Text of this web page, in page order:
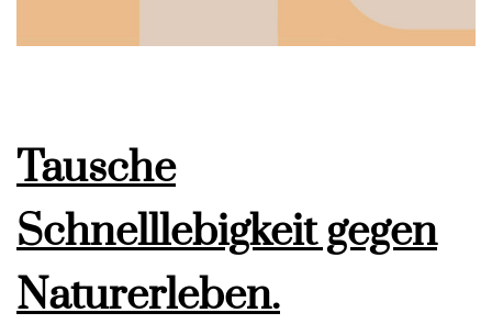
Tausche
Schnelllebigkeit gegen
Naturerleben.